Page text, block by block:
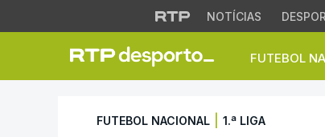
NOTÍCIAS
FUTEBOL
I Liga. Sandro
FUTEBOL NACIONAL 1.ª LIGA